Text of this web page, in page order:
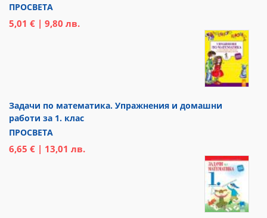
ПРОСВЕТА
5,01 € | 9,80 лв.
Задачи по математика. Упражнения и домашни
работи за 1. клас
ПРОСВЕТА
6,65 € | 13,01 лв.